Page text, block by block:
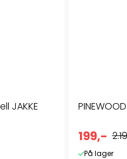
JAKKE PINEWOOD
199,-
På lager